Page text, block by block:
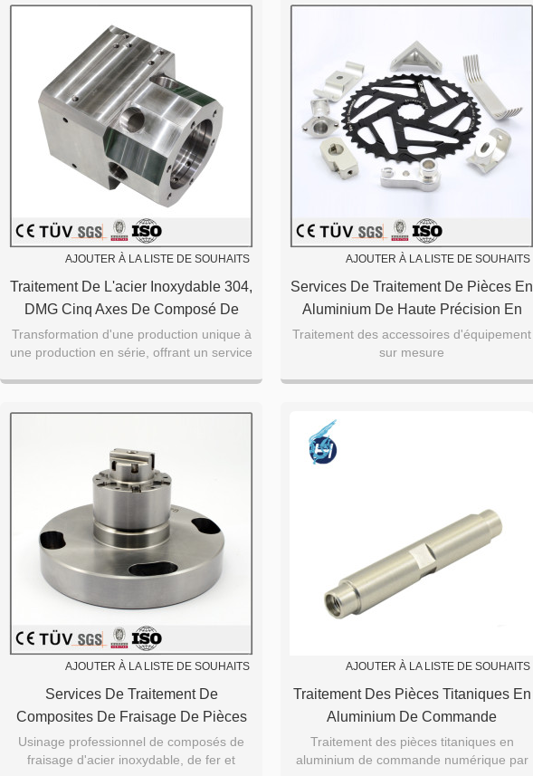
AJOUTER À LA LISTE DE SOUHAITS
Traitement De L'acier Inoxydable 304,
DMG Cinq Axes De Composé De
Fraisage De Tournage Composé
D'accessoires D'équipement
D'usinage
Transformation d'une production unique à
une production en série, offrant un service
AJOUTER À LA LISTE DE SOUHAITS
Services De Traitement De Pièces En
Aluminium De Haute Précision En
Chine
Traitement des accessoires d'équipement
sur mesure
AJOUTER À LA LISTE DE SOUHAITS
Services De Traitement De
Composites De Fraisage De Pièces
Métalliques De Haute Précision
Usinage professionnel de composés de
fraisage d'acier inoxydable, de fer et
AJOUTER À LA LISTE DE SOUHAITS
Traitement Des Pièces Titaniques En
Aluminium De Commande
Numérique Par Ordinateur Usinant
De Bonnes Pièces De Conception
Traitement des pièces titaniques en
aluminium de commande numérique par